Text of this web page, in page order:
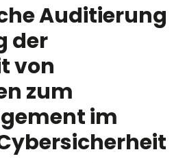
Auditierung
der
von
zum
im